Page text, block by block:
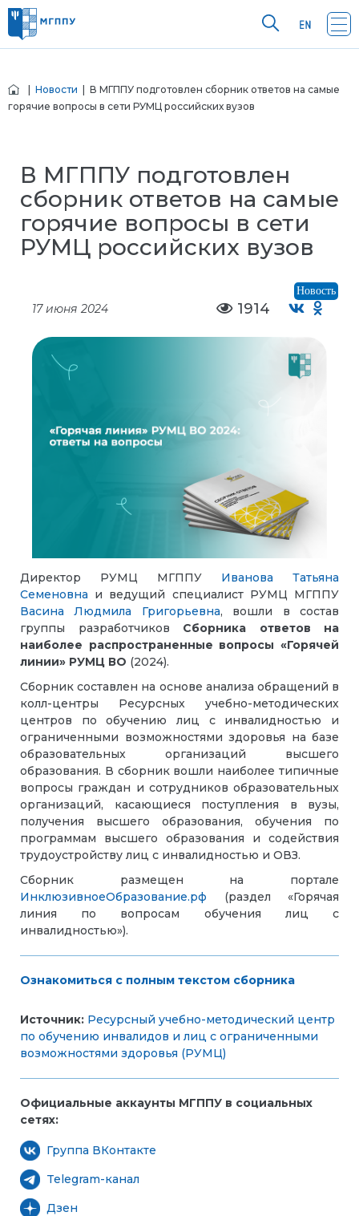
Новости | В МГППУ подготовлен сборник ответов на самые
горячие вопросы в сети РУМЦ российских вузов
В МГППУ подготовлен
сборник ответов на самые
горячие вопросы в сети
РУМЦ российских вузов
Новость
17 июня 2024 1914
Директор РУМЦ МГППУ Иванова Татьяна
Семеновна и ведущий специалист РУМЦ МГППУ
Васина Людмила Григорьевна, вошли в состав
группы разработчиков Сборника ответов на
наиболее распространенные вопросы «Горячей
линии» РУМЦ ВО (2024).
Сборник составлен на основе анализа обращений в
колл-центры Ресурсных учебно-методических
центров по обучению лиц с инвалидностью и
ограниченными возможностями здоровья на базе
образовательных организаций высшего
образования. В сборник вошли наиболее типичные
вопросы граждан и сотрудников образовательных
организаций, касающиеся поступления в вузы,
получения высшего образования, обучения по
программам высшего образования и содействия
трудоустройству лиц с инвалидностью и ОВЗ.
Сборник размещен на портале
ИнклюзивноеОбразование.рф (раздел «Горячая
линия по вопросам обучения лиц с
инвалидностью»).
Ознакомиться с полным текстом сборника
Источник: Ресурсный учебно-методический центр
по обучению инвалидов и лиц с ограниченными
возможностями здоровья (РУМЦ)
Официальные аккаунты МГППУ в социальных
сетях:
Группа ВКонтакте
Telegram-канал
Дзен